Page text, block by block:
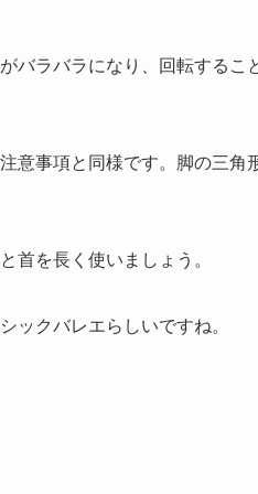
バラバラになり、回転するこ
意事項と同様です。脚の三角
首を長く使いましょう。
ックバレエらしいですね。